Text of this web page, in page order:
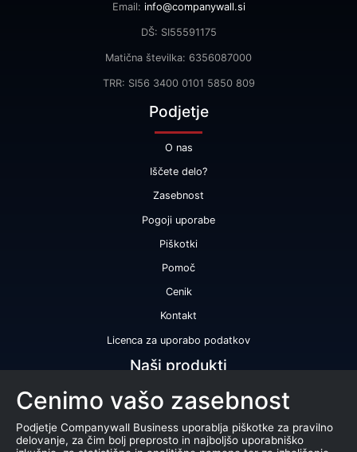
Email: info@companywall.si
DŠ: SI55591175
Matična številka: 6356087000
TRR: SI56 3400 0101 5850 809
Podjetje
O nas
Iščete delo?
Zasebnost
Pogoji uporabe
Piškotki
Pomoč
Cenik
Kontakt
Licenca za uporabo podatkov
Naši produkti
Bonitetna ocena
Bonitetno poročilo
Certifikat bonitetne odličnosti
Cenimo vašo zasebnost
Podjetje Companywall Business uporablja piškotke za pravilno
delovanje, za čim bolj preprosto in najboljšo uporabniško